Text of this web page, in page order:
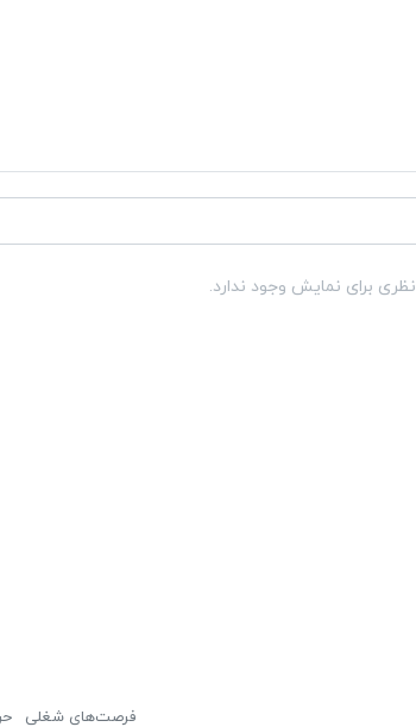
نظری برای نمایش وجود ندارد.
فرصت‌های شغلی